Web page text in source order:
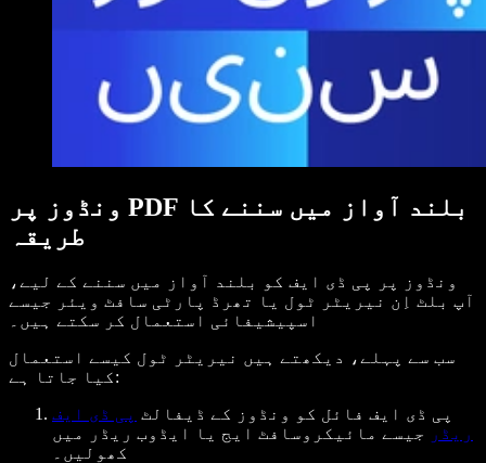
ونڈوز پر PDF بلند آواز میں سننے کا
طریقہ
ونڈوز پر پی ڈی ایف کو بلند آواز میں سننے کے لیے،
آپ بلٹ اِن نیریٹر ٹول یا تھرڈ پارٹی سافٹ ویئر جیسے
اسپیشیفائی استعمال کر سکتے ہیں۔
سب سے پہلے، دیکھتے ہیں نیریٹر ٹول کیسے استعمال
کیا جاتا ہے:
پی ڈی ایف فائل کو ونڈوز کے ڈیفالٹ پی ڈی ایف
ریڈر
جیسے مائیکروسافٹ ایج یا ایڈوب ریڈر میں
کھولیں۔